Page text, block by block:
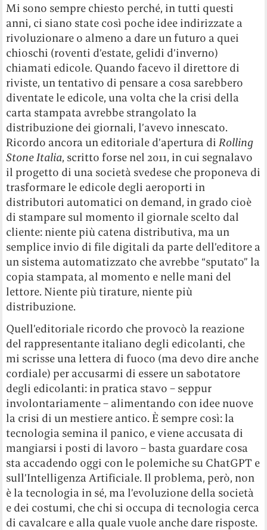
Mi sono sempre chiesto perché, in tutti questi
anni, ci siano state così poche idee indirizzate a
rivoluzionare o almeno a dare un futuro a quei
chioschi (roventi d’estate, gelidi d’inverno)
chiamati edicole. Quando facevo il direttore di
riviste, un tentativo di pensare a cosa sarebbero
diventate le edicole, una volta che la crisi della
carta stampata avrebbe strangolato la
distribuzione dei giornali, l’avevo innescato.
Ricordo ancora un editoriale d’apertura diRolling
Stone Italia, scritto forse nel 2011, in cui segnalavo
il progetto di una società svedese che proponeva di
trasformare le edicole degli aeroporti in
distributori automatici on demand, in grado cioè
di stampare sul momento il giornale scelto dal
cliente: niente più catena distributiva, ma un
semplice invio di file digitali da parte dell’editore a
un sistema automatizzato che avrebbe “sputato” la
copia stampata, al momento e nelle mani del
lettore. Niente più tirature, niente più
distribuzione.
Quell’editoriale ricordo che provocò la reazione
del rappresentante italiano degli edicolanti, che
mi scrisse una lettera di fuoco (ma devo dire anche
cordiale) per accusarmi di essere un sabotatore
degli edicolanti: in pratica stavo – seppur
involontariamente – alimentando con idee nuove
la crisi di un mestiere antico. È sempre così: la
tecnologia semina il panico, e viene accusata di
mangiarsi i posti di lavoro – basta guardare cosa
sta accadendo oggi con le polemiche su ChatGPT e
sull’Intelligenza Artificiale. Il problema, però, non
è la tecnologia in sé, ma l’evoluzione della società
e dei costumi, che chi si occupa di tecnologia cerca
di cavalcare e alla quale vuole anche dare risposte.